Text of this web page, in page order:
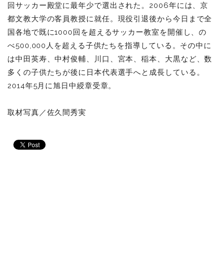
回サッカー殿堂に最年少で選出された。2006年には、京
都文教大学の客員教授に就任。現役引退後から今日まで全
国各地で既に1000回を超えるサッカー教室を開催し、の
べ500,000人を超える子供たちを指導している。その中に
は中田英寿、中村俊輔、川口、宮本、稲本、大黒など、数
多くの子供たちが後に日本代表選手へと成長している。
2014年5月に旭日中綬章受章。
取材写真／佐久間秀実